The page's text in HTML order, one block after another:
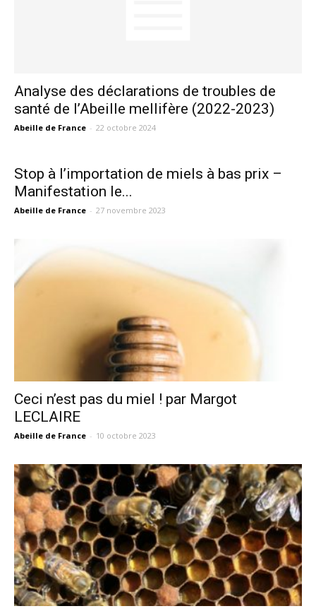
Analyse des déclarations de troubles de
santé de l’Abeille mellifère (2022-2023)
Abeille de France - 22 octobre 2024
Stop à l’importation de miels à bas prix –
Manifestation le...
Abeille de France - 27 novembre 2023
Ceci n’est pas du miel ! par Margot
LECLAIRE
Abeille de France - 10 octobre 2023